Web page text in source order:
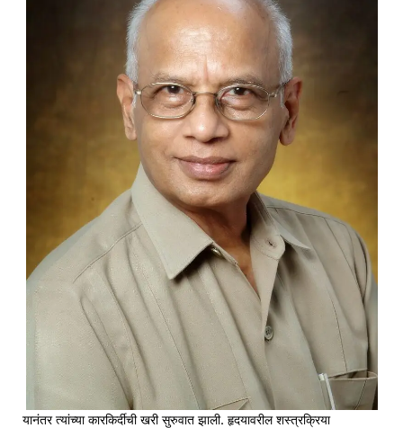
यानंतर त्यांच्या कारकिर्दीची खरी सुरुवात झाली. हृदयावरील शस्त्रक्रिया